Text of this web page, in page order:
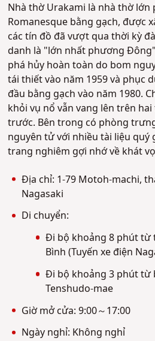
Nhà thờ Urakami là nhà thờ lớn
Romanesque bằng gạch, được
các tín đồ đã vượt qua thời kỳ
danh là "lớn nhất phương
phá hủy hoàn toàn do bom
tái thiết vào năm 1959 và phục
đầu bằng gạch vào năm 1980.
khỏi vụ nổ vẫn vang lên trên
trước. Bên trong có phòng
nguyên tử với nhiều tài liệu quý
trang nghiêm gợi nhớ về khát
Địa chỉ: 1-79 Motoh-machi,
Nagasaki
Di chuyển:
Đi bộ khoảng 8 phút từ
Bình (Tuyến xe điện
Đi bộ khoảng 3 phút từ
Tenshudo-mae
Giờ mở cửa: 9:00～17:00
Ngày nghỉ: Không nghỉ